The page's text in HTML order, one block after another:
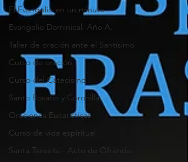
El Evangelio en un minuto
Evangelio Dominical. Año A.
Taller de oración ante el Santísimo
Curso de oración
Curso del Catecismo
Santo Rosario y Coronilla
Oraciones Eucarísticas
Curso de vida espiritual
Santa Teresita - Acto de Ofrenda